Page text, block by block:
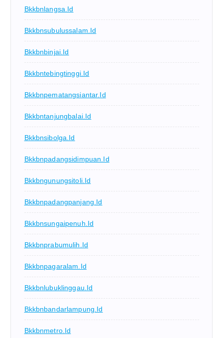
Bkkbnlangsa.id
Bkkbnsubulussalam.id
Bkkbnbinjai.id
Bkkbntebingtinggi.id
Bkkbnpematangsiantar.id
Bkkbntanjungbalai.id
Bkkbnsibolga.id
Bkkbnpadangsidimpuan.id
Bkkbngunungsitoli.id
Bkkbnpadangpanjang.id
Bkkbnsungaipenuh.id
Bkkbnprabumulih.id
Bkkbnpagaralam.id
Bkkbnlubuklinggau.id
Bkkbnbandarlampung.id
Bkkbnmetro.id